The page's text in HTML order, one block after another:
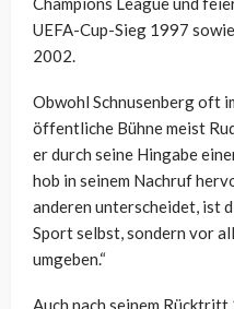
UEFA-Cup-Sieg 1997
2002.
Obwohl Schnusenberg oft
öffentliche Bühne meist
er durch seine Hingabe
hob in seinem Nachruf
anderen unterscheidet, ist
Sport selbst, sondern vor
umgeben.“
Auch nach seinem